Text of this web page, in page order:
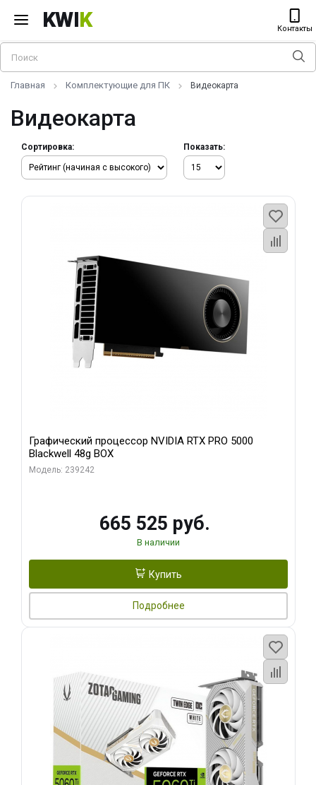
KWIK Контакты
Главная Комплектующие для ПК Видеокарта
Видеокарта
Сортировка: Показать:
Графический процессор NVIDIA RTX PRO 5000
Blackwell 48g BOX
Модель: 239242
665 525 руб.
В наличии
Купить
Подробнее